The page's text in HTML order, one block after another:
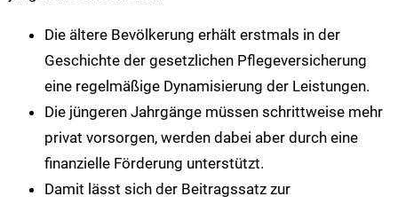
Die ältere Bevölkerung erhält erstmals in der
Geschichte der gesetzlichen Pflegeversicherung
eine regelmäßige Dynamisierung der Leistungen.
Die jüngeren Jahrgänge müssen schrittweise mehr
privat vorsorgen, werden dabei aber durch eine
finanzielle Förderung unterstützt.
Damit lässt sich der Beitragssatz zur